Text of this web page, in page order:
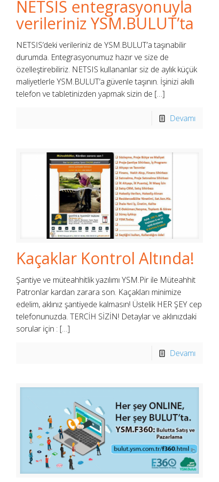
NETSIS entegrasyonuyla
verileriniz YSM.BULUT’ta
NETSIS’deki verileriniz de YSM.BULUT’a taşınabilir
durumda. Entegrasyonumuz hazır ve size de
özelleştirebiliriz. NETSIS kullananlar siz de aylık küçük
maliyetlerle YSM.BULUT’a güvenle taşının. İşinizi akıllı
telefon ve tabletinizden yapmak sizin de […]
Devamı
Kaçaklar Kontrol Altında!
Şantiye ve müteahhitlik yazılımı YSM.Pir ile Müteahhit
Patronlar kardan zarara son. Kaçakları minimize
edelim, aklınız şantiyede kalmasın! Üstelik HER ŞEY cep
telefonunuzda. TERCİH SİZİN! Detaylar ve aklınızdaki
sorular için : […]
Devamı